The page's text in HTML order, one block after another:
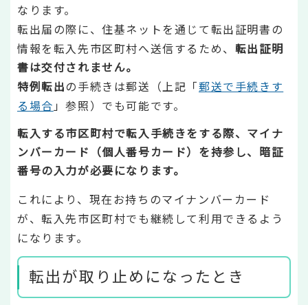
なります。
転出届の際に、住基ネットを通じて転出証明書の
情報を転入先市区町村へ送信するため、 転出証明
書は交付されません。
特例転出の手続きは郵送（上記「郵送で手続きす
る場合 」参照）でも可能です。
転入する市区町村で転入手続きをする際、マイナ
ンバーカード（個人番号カード）を持参し、暗証
番号の入力が必要になります。
これにより、現在お持ちのマイナンバーカード
が、転入先市区町村でも継続して利用できるよう
になります。
転出が取り止めになったとき